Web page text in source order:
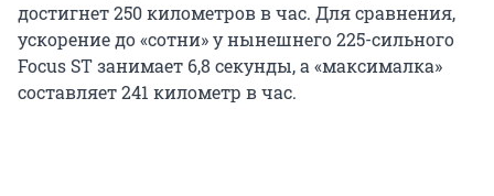
достигнет 250 километров в час. Для сравнения,
ускорение до «сотни» у нынешнего 225-сильного
Focus ST занимает 6,8 секунды, а «макcималка»
составляет 241 километр в час.